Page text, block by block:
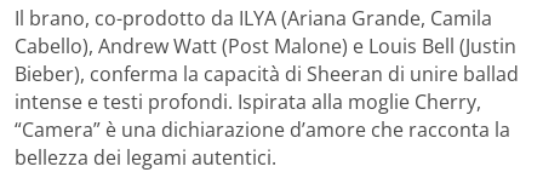
Il brano, co-prodotto da ILYA (Ariana Grande, Camila
Cabello), Andrew Watt (Post Malone) e Louis Bell (Justin
Bieber), conferma la capacità di Sheeran di unire ballad
intense e testi profondi. Ispirata alla moglie Cherry,
“Camera” è una dichiarazione d’amore che racconta la
bellezza dei legami autentici.